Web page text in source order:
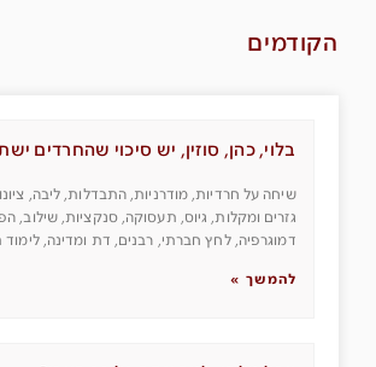
הקודמים
בלוי, כהן, סוזין, יש סיכוי שהחרדים
שיחה על חרדיות, מודרניות, התבדלות, ליבה,
גזרים ומקלות, גיוס, תעסוקה, סנקציות, שילוב,
דמוגרפיה, לחץ חברתי, רבנים, דת ומדינה, לימוד
להמשך »